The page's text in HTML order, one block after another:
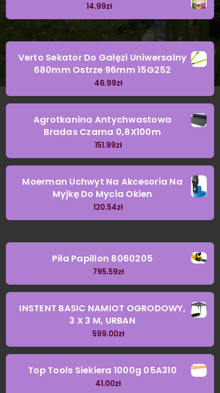
14.99zł
Verto Sekator Do Gałęzi Uniwersalny
680mm Ostrze 96mm 15G252
46.99zł
Agrotkanina Antychwastowa
Bradas Czarna 0,8X100m
151.99zł
Moerman Uchwyt Na Akcesoria Na
Myjkę Do Mycia Okien
120.54zł
Piła Papillon 8060205
795.59zł
INSTENT BASIC NAMIOT OGRODOWY,
3 X 3 M, URBAN
599.00zł
Top Tools Siekiera 1000g 05A310
41.00zł